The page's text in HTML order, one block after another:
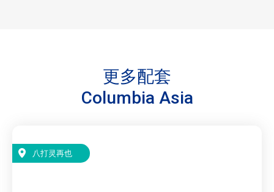
更多配套
Columbia Asia
八打灵再也